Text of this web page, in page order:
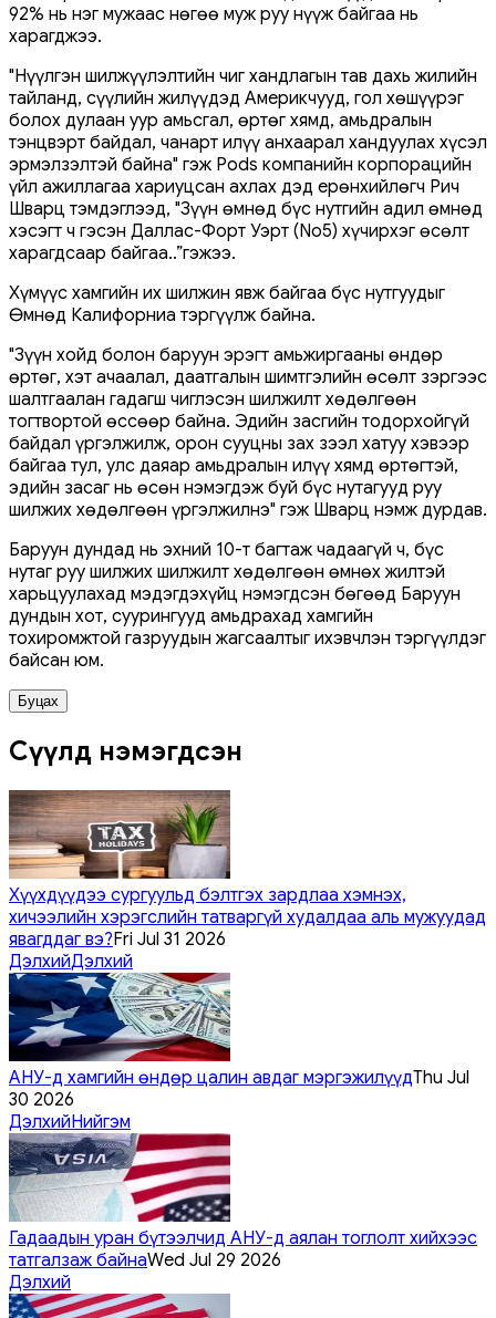
92% нь нэг мужаас нөгөө муж руу нүүж байгаа нь
харагджээ.
"Нүүлгэн шилжүүлэлтийн чиг хандлагын тав дахь жилийн
тайланд, сүүлийн жилүүдэд Америкчууд, гол хөшүүрэг
болох дулаан уур амьсгал, өртөг хямд, амьдралын
тэнцвэрт байдал, чанарт илүү анхаарал хандуулах хүсэл
эрмэлзэлтэй байна" гэж Pods компанийн корпорацийн
үйл ажиллагаа хариуцсан ахлах дэд ерөнхийлөгч Рич
Шварц тэмдэглээд, "Зүүн өмнөд бүс нутгийн адил өмнөд
хэсэгт ч гэсэн Даллас-Форт Уэрт (No5) хүчирхэг өсөлт
харагдсаар байгаа..”гэжээ.
Хүмүүс хамгийн их шилжин явж байгаа бүс нутгуудыг
Өмнөд Калифорниа тэргүүлж байна.
"Зүүн хойд болон баруун эрэгт амьжиргааны өндөр
өртөг, хэт ачаалал, даатгалын шимтгэлийн өсөлт зэргээс
шалтгаалан гадагш чиглэсэн шилжилт хөдөлгөөн
тогтвортой өссөөр байна. Эдийн засгийн тодорхойгүй
байдал үргэлжилж, орон сууцны зах зээл хатуу хэвээр
байгаа тул, улс даяар амьдралын илүү хямд өртөгтэй,
эдийн засаг нь өсөн нэмэгдэж буй бүс нутагууд руу
шилжих хөдөлгөөн үргэлжилнэ" гэж Шварц нэмж дурдав.
Баруун дундад нь эхний 10-т багтаж чадаагүй ч, бүс
нутаг руу шилжих шилжилт хөдөлгөөн өмнөх жилтэй
харьцуулахад мэдэгдэхүйц нэмэгдсэн бөгөөд Баруун
дундын хот, суурингууд амьдрахад хамгийн
тохиромжтой газруудын жагсаалтыг ихэвчлэн тэргүүлдэг
байсан юм.
Буцах
Сүүлд нэмэгдсэн
Хүүхдүүдээ сургуульд бэлтгэх зардлаа хэмнэх,
хичээлийн хэрэгслийн татваргүй худалдаа аль мужуудад
явагддаг вэ?Fri Jul 31 2026
ДэлхийДэлхий
АНУ-д хамгийн өндөр цалин авдаг мэргэжилүүдThu Jul
30 2026
ДэлхийНийгэм
Гадаадын уран бүтээлчид АНУ-д аялан тоглолт хийхээс
татгалзаж байнаWed Jul 29 2026
Дэлхий